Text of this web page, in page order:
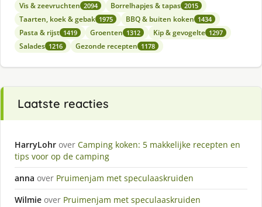
Vis & zeevruchten 2094 Borrelhapjes & tapas 2015
Taarten, koek & gebak 1975 BBQ & buiten koken 1434
Pasta & rijst 1419 Groenten 1312 Kip & gevogelte 1297
Salades 1216 Gezonde recepten 1178
Laatste reacties
HarryLohr over Camping koken: 5 makkelijke recepten en
tips voor op de camping
anna over Pruimenjam met speculaaskruiden
Wilmie over Pruimenjam met speculaaskruiden